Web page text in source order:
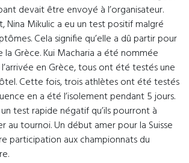
devait être envoyé à l’organisateur.
Nina Mikulic a eu un test positif malgré
Cela signifie qu’elle a dû partir pour
la Grèce. Kui Macharia a été nommée
en Grèce, tous ont été testés une
Cette fois, trois athlètes ont été testés
en a été l’isolement pendant 5 jours.
un test rapide négatif qu’ils pourront à
au tournoi. Un début amer pour la Suisse
participation aux championnats du